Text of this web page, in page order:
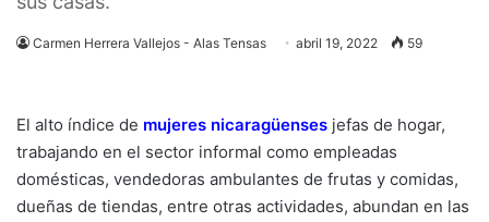
Carmen Herrera Vallejos - Alas Tensas abril 19, 2022 59
El alto índice de mujeres nicaragüenses jefas de hogar,
trabajando en el sector informal como empleadas
domésticas, vendedoras ambulantes de frutas y comidas,
dueñas de tiendas, entre otras actividades, abundan en las